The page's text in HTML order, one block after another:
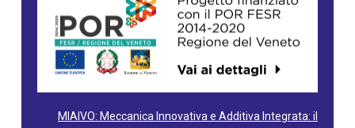
MIAIVO: Meccanica Innovativa e Additiva Integrata: il